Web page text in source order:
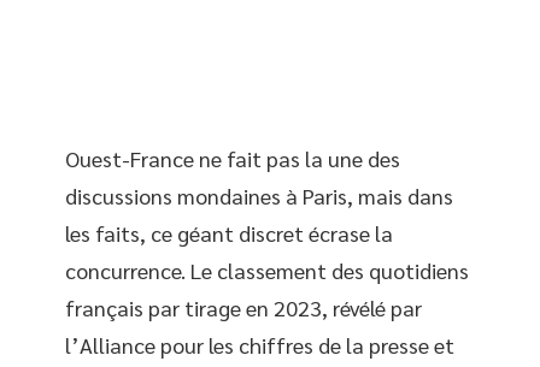
Ouest-France ne fait pas la une des
discussions mondaines à Paris, mais dans
les faits, ce géant discret écrase la
concurrence. Le classement des quotidiens
français par tirage en 2023, révélé par
l’Alliance pour les chiffres de la presse et